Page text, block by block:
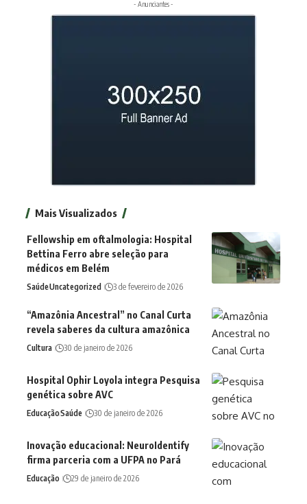
- Anunciantes -
Mais Visualizados
Fellowship em oftalmologia: Hospital
Bettina Ferro abre seleção para
médicos em Belém
SaúdeUncategorized 3 de fevereiro de 2026
“Amazônia Ancestral” no Canal Curta
revela saberes da cultura amazônica
Cultura 30 de janeiro de 2026
Hospital Ophir Loyola integra Pesquisa
genética sobre AVC
EducaçãoSaúde 30 de janeiro de 2026
Inovação educacional: NeuroIdentify
firma parceria com a UFPA no Pará
Educação 29 de janeiro de 2026